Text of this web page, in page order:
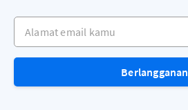
Alamat email kamu
Berlangganan